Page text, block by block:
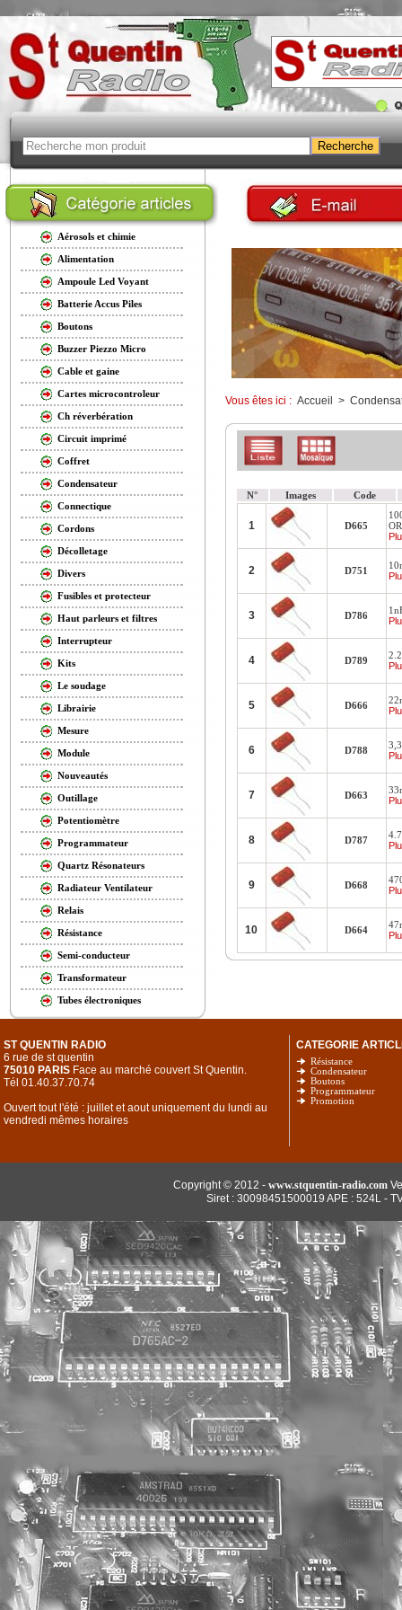
Aérosols et chimie
Alimentation
Ampoule Led Voyant
Batterie Accus Piles
Boutons
Buzzer Piezzo Micro
Cable et gaine
Cartes microcontroleur
Ch réverbération
Circuit imprimé
Coffret
Condensateur
Connectique
Cordons
Décolletage
Divers
Fusibles et protecteur
Haut parleurs et filtres
Interrupteur
Kits
Le soudage
Librairie
Mesure
Module
Nouveautés
Outillage
Potentiomètre
Programmateur
Quartz Résonateurs
Radiateur Ventilateur
Relais
Résistance
Semi-conducteur
Transformateur
Tubes électroniques
Vous êtes ici : Accueil >
N° Images Code
1 D665
2 D751
3 D786
4 D789
5 D666
6 D788
7 D663
8 D787
9 D668
10 D664
ST QUENTIN RADIO
6 rue de st quentin
75010 PARIS Face au marché couvert St Quentin.
Tél 01.40.37.70.74
Ouvert tout l'été : juillet et aout uniquement du lundi au
vendredi mêmes horaires
CATEGORIE
Résistance
Condensateur
Boutons
Programmateur
Promotion
Copyright © 2012 - www.stquentin-radio.com
Siret : 30098451500019 APE : 524L -